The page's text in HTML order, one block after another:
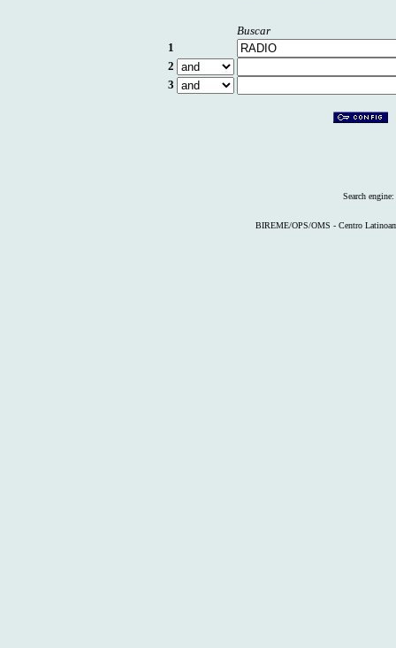
Buscar
1
2
3
Search engine:
BIREME/OPS/OMS - Centro